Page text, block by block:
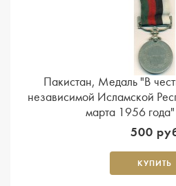
Пакистан, Медаль "В
независимой Исламской
марта 1956
500
КУПИТЬ